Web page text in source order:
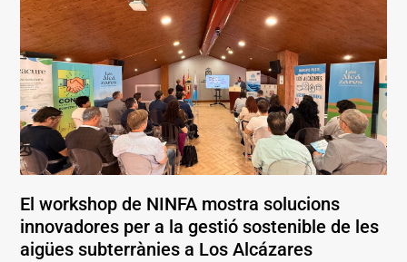
El workshop de NINFA mostra solucions
innovadores per a la gestió sostenible de les
aigües subterrànies a Los Alcázares